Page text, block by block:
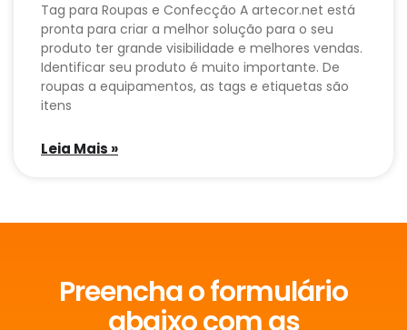
Tag para Roupas e Confecção A artecor.net está
pronta para criar a melhor solução para o seu
produto ter grande visibilidade e melhores vendas.
Identificar seu produto é muito importante. De
roupas a equipamentos, as tags e etiquetas são
itens
Leia Mais »
Preencha o formulário
abaixo com as